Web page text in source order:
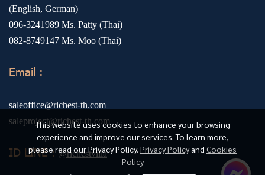
This website uses cookies to enhance your browsing
experience and improve our services. To learn more,
please read our Privacy Policy. Privacy Policyand Cookies
Policy
(English, German)
096-3241989 Ms. Patty (Thai)
082-8749147 Ms. Moo (Thai)
Email :
saleoffice@richest-th.com
saleproject@richest-th.com
ID LINE : @richestvilla